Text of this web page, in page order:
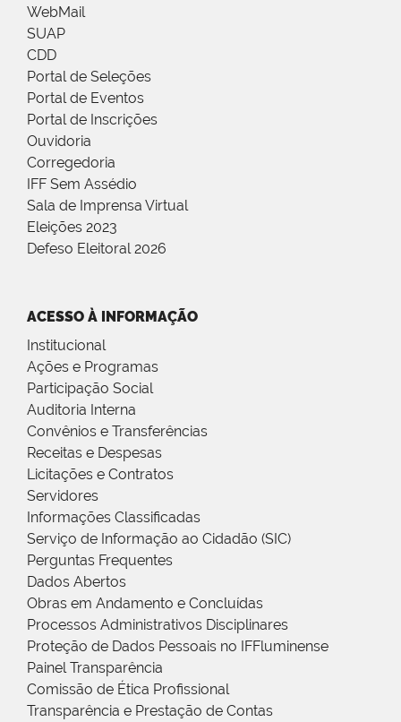
WebMail
SUAP
CDD
Portal de Seleções
Portal de Eventos
Portal de Inscrições
Ouvidoria
Corregedoria
IFF Sem Assédio
Sala de Imprensa Virtual
Eleições 2023
Defeso Eleitoral 2026
ACESSO À INFORMAÇÃO
Institucional
Ações e Programas
Participação Social
Auditoria Interna
Convênios e Transferências
Receitas e Despesas
Licitações e Contratos
Servidores
Informações Classificadas
Serviço de Informação ao Cidadão (SIC)
Perguntas Frequentes
Dados Abertos
Obras em Andamento e Concluídas
Processos Administrativos Disciplinares
Proteção de Dados Pessoais no IFFluminense
Painel Transparência
Comissão de Ética Profissional
Transparência e Prestação de Contas